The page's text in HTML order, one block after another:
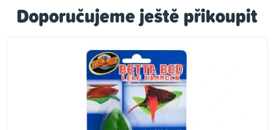
Doporučujeme ještě přikoupit